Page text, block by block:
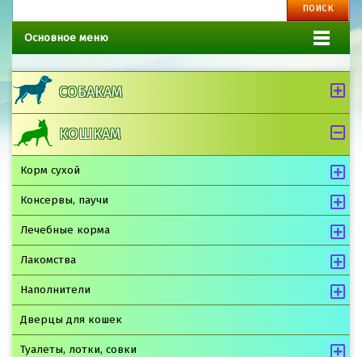
Основное меню
СОБАКАМ
КОШКАМ
Корм сухой
Консервы, паучи
Лечебные корма
Лакомства
Наполнители
Дверцы для кошек
Туалеты, лотки, совки